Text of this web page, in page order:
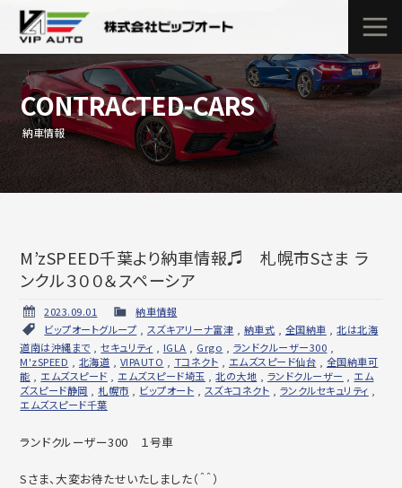
CONTRACTED-CARS
納車情報
M’zSPEED千葉より納車情報♬ 札幌市Sさま ラ
ンクル３００＆スペーシア
2023.09.01
納車情報
ビップオートグループ
スズキアリーナ富津 納車式 全国納車 ,北は北海
道南は沖縄まで ,セキュリティ IGLA Grgo ランドクルーザー300
M'zSPEED
北海道 VIPAUTO Ｔコネクト エムズスピード仙台
全国納車可
能
エムズスピード エムズスピード埼玉 ,北の大地 ランドクルーザー
エム
ズスピード静岡 ,札幌市 ビップオート スズキコネクト ランクルセキュリティ
エムズスピード千葉
ランドクルーザー300 １号車
Sさま、大変お待たせいたしました（＾＾）